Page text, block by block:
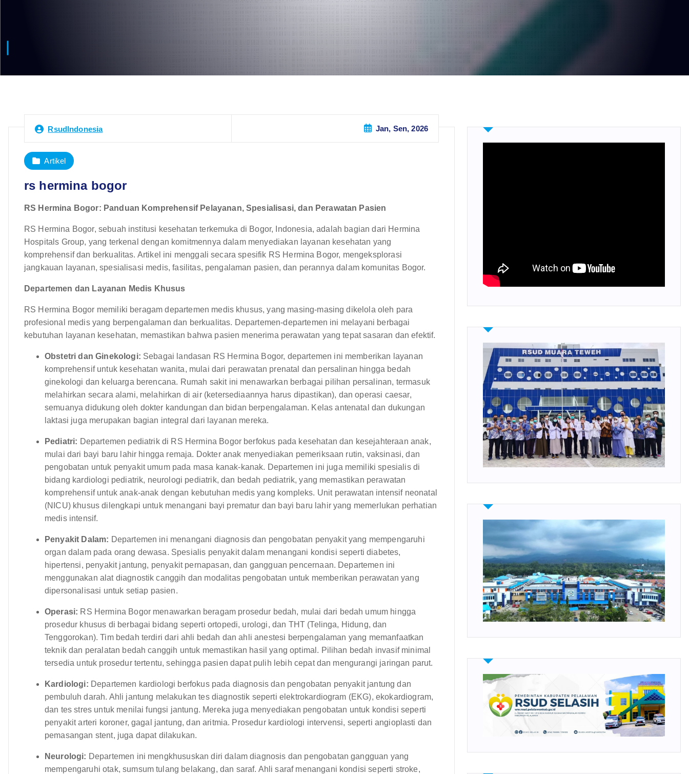
RsudIndonesia Jan, Sen, 2026
Artikel
rs hermina bogor
RS Hermina Bogor: Panduan Komprehensif Pelayanan, Spesialisasi, dan Perawatan Pasien
RS Hermina Bogor, sebuah institusi kesehatan terkemuka di Bogor, Indonesia, adalah bagian dari Hermina
Hospitals Group, yang terkenal dengan komitmennya dalam menyediakan layanan kesehatan yang
komprehensif dan berkualitas. Artikel ini menggali secara spesifik RS Hermina Bogor, mengeksplorasi
jangkauan layanan, spesialisasi medis, fasilitas, pengalaman pasien, dan perannya dalam komunitas Bogor.
Departemen dan Layanan Medis Khusus
RS Hermina Bogor memiliki beragam departemen medis khusus, yang masing-masing dikelola oleh para
profesional medis yang berpengalaman dan berkualitas. Departemen-departemen ini melayani berbagai
kebutuhan layanan kesehatan, memastikan bahwa pasien menerima perawatan yang tepat sasaran dan efektif.
Obstetri dan Ginekologi: Sebagai landasan RS Hermina Bogor, departemen ini memberikan layanan
komprehensif untuk kesehatan wanita, mulai dari perawatan prenatal dan persalinan hingga bedah
ginekologi dan keluarga berencana. Rumah sakit ini menawarkan berbagai pilihan persalinan, termasuk
melahirkan secara alami, melahirkan di air (ketersediaannya harus dipastikan), dan operasi caesar,
semuanya didukung oleh dokter kandungan dan bidan berpengalaman. Kelas antenatal dan dukungan
laktasi juga merupakan bagian integral dari layanan mereka.
Pediatri: Departemen pediatrik di RS Hermina Bogor berfokus pada kesehatan dan kesejahteraan anak,
mulai dari bayi baru lahir hingga remaja. Dokter anak menyediakan pemeriksaan rutin, vaksinasi, dan
pengobatan untuk penyakit umum pada masa kanak-kanak. Departemen ini juga memiliki spesialis di
bidang kardiologi pediatrik, neurologi pediatrik, dan bedah pediatrik, yang memastikan perawatan
komprehensif untuk anak-anak dengan kebutuhan medis yang kompleks. Unit perawatan intensif neonatal
(NICU) khusus dilengkapi untuk menangani bayi prematur dan bayi baru lahir yang memerlukan perhatian
medis intensif.
Penyakit Dalam: Departemen ini menangani diagnosis dan pengobatan penyakit yang mempengaruhi
organ dalam pada orang dewasa. Spesialis penyakit dalam menangani kondisi seperti diabetes,
hipertensi, penyakit jantung, penyakit pernapasan, dan gangguan pencernaan. Departemen ini
menggunakan alat diagnostik canggih dan modalitas pengobatan untuk memberikan perawatan yang
dipersonalisasi untuk setiap pasien.
Operasi: RS Hermina Bogor menawarkan beragam prosedur bedah, mulai dari bedah umum hingga
prosedur khusus di berbagai bidang seperti ortopedi, urologi, dan THT (Telinga, Hidung, dan
Tenggorokan). Tim bedah terdiri dari ahli bedah dan ahli anestesi berpengalaman yang memanfaatkan
teknik dan peralatan bedah canggih untuk memastikan hasil yang optimal. Pilihan bedah invasif minimal
tersedia untuk prosedur tertentu, sehingga pasien dapat pulih lebih cepat dan mengurangi jaringan parut.
Kardiologi: Departemen kardiologi berfokus pada diagnosis dan pengobatan penyakit jantung dan
pembuluh darah. Ahli jantung melakukan tes diagnostik seperti elektrokardiogram (EKG), ekokardiogram,
dan tes stres untuk menilai fungsi jantung. Mereka juga menyediakan pengobatan untuk kondisi seperti
penyakit arteri koroner, gagal jantung, dan aritmia. Prosedur kardiologi intervensi, seperti angioplasti dan
pemasangan stent, juga dapat dilakukan.
Neurologi: Departemen ini mengkhususkan diri dalam diagnosis dan pengobatan gangguan yang
mempengaruhi otak, sumsum tulang belakang, dan saraf. Ahli saraf menangani kondisi seperti stroke,